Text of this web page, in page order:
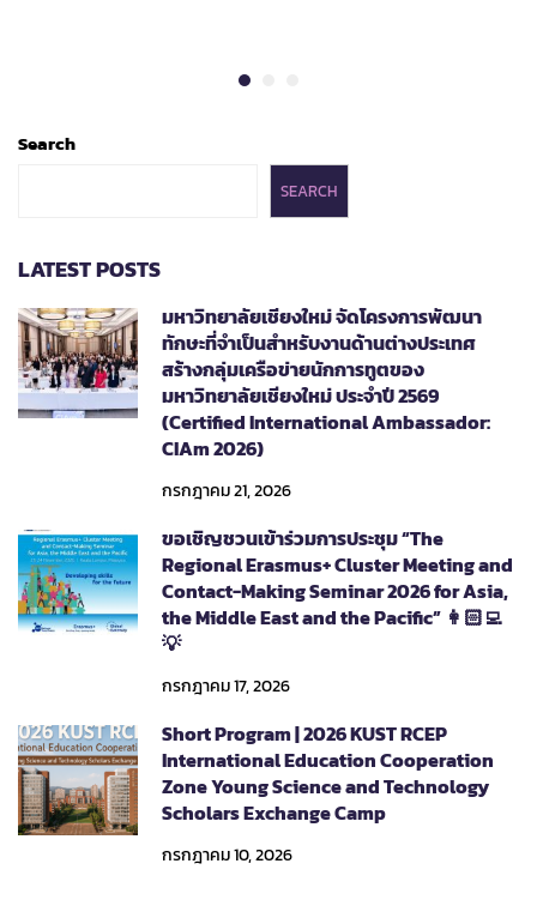
Search
SEARCH
LATEST POSTS
มหาวิทยาลัยเชียงใหม่ จัดโครงการพัฒนา
ทักษะที่จำเป็นสำหรับงานด้านต่างประเทศ
สร้างกลุ่มเครือข่ายนักการทูตของ
มหาวิทยาลัยเชียงใหม่ ประจำปี 2569
(Certified International Ambassador:
CIAm 2026)
กรกฎาคม 21, 2026
ขอเชิญชวนเข้าร่วมการประชุม “The
Regional Erasmus+ Cluster Meeting and
Contact-Making Seminar 2026 for Asia,
the Middle East and the Pacific” 👩🏻‍💻
💡
กรกฎาคม 17, 2026
Short Program | 2026 KUST RCEP
International Education Cooperation
Zone Young Science and Technology
Scholars Exchange Camp
กรกฎาคม 10, 2026